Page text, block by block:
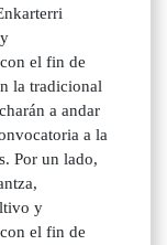
el fin de
la tradicional
a andar
a la
Por un lado,
y
el fin de